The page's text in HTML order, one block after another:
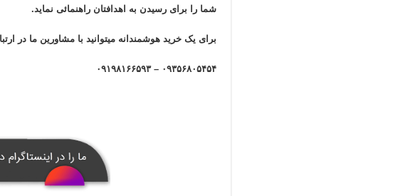
شما را برای رسیدن به اهدافتان راهنمائی نماید.
برای یک خرید هوشمندانه میتوانید با مشاورین ما در
۰۹۳۵۶۸۰۵۴۵۴ – ۰۹۱۹۸۱۶۶۵۹۳